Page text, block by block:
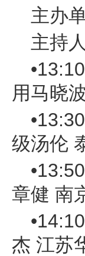
主办
主持
用马晓
级汤伦
章健 南
杰 江苏